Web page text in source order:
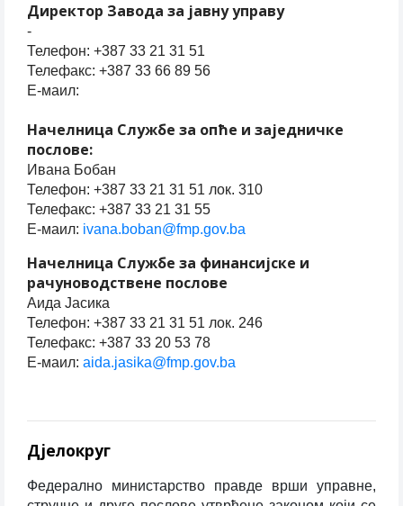
Директор Завода за јавну управу
-
Телефон: +387 33 21 31 51
Телефакс: +387 33 66 89 56
Е-маил:
Начелница Службе за опће и заједничке
послове:
Ивана Бобан
Телефон: +387 33 21 31 51 лок. 310
Телефакс: +387 33 21 31 55
Е-маил: ivana.boban@fmp.gov.ba
Начелница Службе за финансијске и
рачуноводствене послове
Аида Јасика
Телефон: +387 33 21 31 51 лок. 246
Телефакс: +387 33 20 53 78
Е-маил: aida.jasika@fmp.gov.ba
Дјелокруг
Федерално министарство правде врши управне,